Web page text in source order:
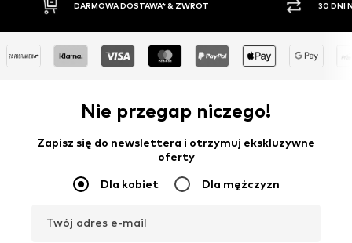
& ZWROT 30 DNI NA ZWROT TOWARU
Nie przegap niczego!
Zapisz się do newslettera i otrzymuj ekskluzywne
oferty
Dla kobiet Dla mężczyzn
Twój adres e-mail